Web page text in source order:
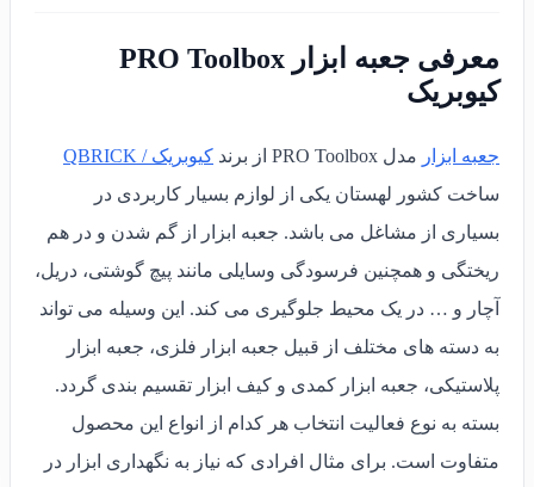
معرفی جعبه ابزار PRO Toolbox
کیوبریک
جعبه ابزار مدل PRO Toolbox از برند
کیوبریک / QBRICK
ساخت کشور لهستان یکی از لوازم بسیار کاربردی در
بسیاری از مشاغل می باشد. جعبه ابزار از گم شدن و در هم
ریختگی و همچنین فرسودگی وسایلی مانند پیچ گوشتی، دریل،
آچار و … در یک محیط جلوگیری می کند. این وسیله می تواند
به دسته های مختلف از قبیل جعبه ابزار فلزی، جعبه ابزار
پلاستیکی، جعبه ابزار کمدی و کیف ابزار تقسیم بندی گردد.
بسته به نوع فعالیت انتخاب هر کدام از انواع این محصول
متفاوت است. برای مثال افرادی که نیاز به نگهداری ابزار در